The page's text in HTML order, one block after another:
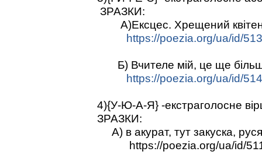
ЗРАЗКИ:
А)Ексцес. Хрещений
https://poezia.org/ua/id/
Б) Вчителе мій, це ще
https://poezia.org/ua/id/
4){У-Ю-А-Я} -екстраголосне
ЗРАЗКИ:
А) в акурат, тут закуска,
https://poezia.org/ua/id/